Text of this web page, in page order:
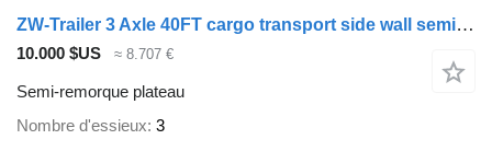
ZW-Trailer 3 Axle 40FT cargo transport side wall semi-trailer for sudan
10.000 $US ≈ 8.707 €
Semi-remorque plateau
Nombre d'essieux 3